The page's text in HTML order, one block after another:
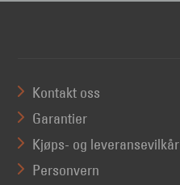
Kontakt oss
Garantier
Kjøps- og leveransevilkår
Personvern